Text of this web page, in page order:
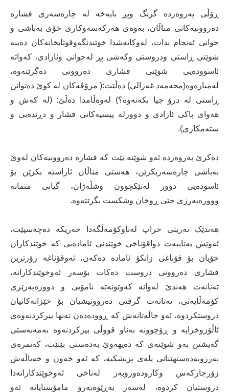
ڕۆڵی پەروەردە گرنگ وپڕ بایەخە لە چارەسەری فشارە
دەروونیەکانی مناڵان، بەوەی هەرکەسەوکاری خۆی بەباشی و
جوانی ئەنجام بدات، لەوکاتەشدا خوێندنگەوقوتابخانەکان دەبنە
شوێنی ڕاستی ودروستی وکەشی پڕ لەجوانی وئازادی، کەواتە
ئاسوودەیی شوێنی فشاری دەروونی دەگرێتەوە،
لەمبارەوە(محەمەد غەزالی) دەڵێت:( مرۆڤەکان لە کوێ دەتوانن
ڕاستی لە درۆ جیا بکەنەوە؟) لەوەڵامدا دەڵێ: (لە کەش و
هەوای پاکی ئازادی و دوورلە پیسیەکانی فشار و دڕندەیی و
ستەمکاری).
دەکرێ پەروەردە ئەو شوێنە بێت کە فشارە دەروونیەکان لەوێ
بەباشی چارەسەربکرێن، هەستی مناڵان ئاراستە بکرێن بۆ
ئاسودەیی دوور لەتێکچوون وشڵەژان، گیانی متمانە
ووورەبەرزی جێی ڕوخان وشکست بگرێتەوە.
هەندێک نەریتی خراپ لەناوکۆمەڵگەدا خەریکە دەچەسپێت،
ئەوێش بەتایبەت دواقۆناخی خوێندنی ئامادەیی کە خوێندکاران
خۆیان بۆ قۆناغی زانکۆ ئامادە دەکەن، ئەوقۆناغە زۆرترین
فشاری دەروونی دروست دەکات بۆسەر ئەوخوێندکارانە،
تەنانەت هەندێ لەوانە کەوتونەتە نامۆیی و دوورەپەرێزی
کۆمەڵایەتی، تەنانەت گرفتی دەروونیشیان بۆ خێزانەکانیان
دروستکردوە، ئەو حاڵەتانەش کە ڕوودەدەن تەنها بیرکردنەوەی
ئاڵۆزوخراپە و ڕۆچوونە بەناو قووڵی بیرکردنەوە بەمەبەستی
گەیشتن بەو شوێنەی کە دەیهەوێ بەدەستی بێنێت، کەنمرەی
بەرزوبەدەستهێنانی پلەی پزیشکیە، کە ئەو خەون و خەیاڵەش
زۆرجارکەس وکارودەوروبەر لەناخی ئەوخوێندکارانەدا
دروستیان کردوە، لەسەر بەڕێوەبەرو مامۆستایانە ئەو